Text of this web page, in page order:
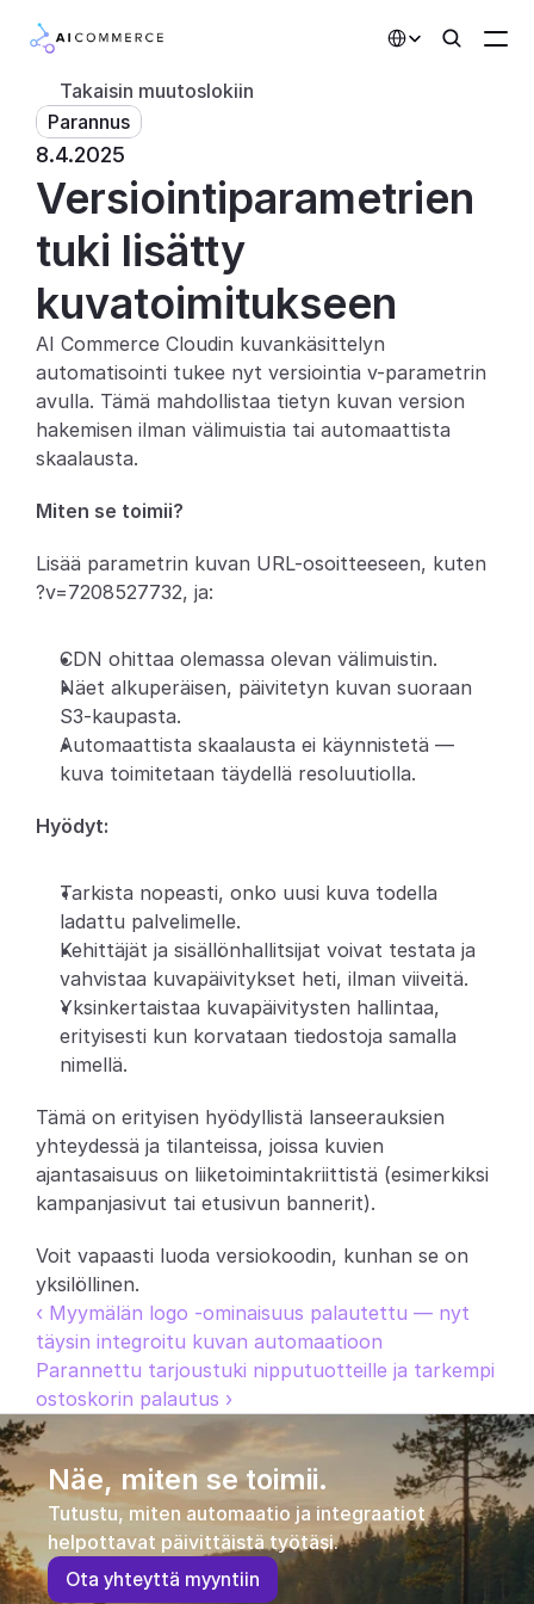
Asiakkaat
AI-toiminnot
Kumppanit
Hinnoittelu
Kehittäjille
Integraatiot
Blogi
Partners
Tekoälyominaisuudet
Muutosloki
Tietoa
Select Language
Varaa d emo
Takaisin muutoslokiin
Parannus
8.4.2025
Versiointiparametrien
tuki lisätty
kuvatoimitukseen
AI Commerce Cloudin kuvankäsittelyn
automatisointi tukee nyt versiointia v-parametrin
avulla. Tämä mahdollistaa tietyn kuvan version
hakemisen ilman välimuistia tai automaattista
skaalausta.
Miten se toimii?
Lisää parametrin kuvan URL-osoitteeseen, kuten
?v=7208527732, ja:
CDN ohittaa olemassa olevan välimuistin.
Näet alkuperäisen, päivitetyn kuvan suoraan
S3-kaupasta.
Automaattista skaalausta ei käynnistetä —
kuva toimitetaan täydellä resoluutiolla.
Hyödyt:
Tarkista nopeasti, onko uusi kuva todella
ladattu palvelimelle.
Kehittäjät ja sisällönhallitsijat voivat testata ja
vahvistaa kuvapäivitykset heti, ilman viiveitä.
Yksinkertaistaa kuvapäivitysten hallintaa,
erityisesti kun korvataan tiedostoja samalla
nimellä.
Tämä on erityisen hyödyllistä lanseerauksien
yhteydessä ja tilanteissa, joissa kuvien
ajantasaisuus on liiketoimintakriittistä (esimerkiksi
kampanjasivut tai etusivun bannerit).
Voit vapaasti luoda versiokoodin, kunhan se on
yksilöllinen.
‹ Myymälän logo -ominaisuus palautettu — nyt
täysin integroitu kuvan automaatioon
Parannettu tarjoustuki nipputuotteille ja tarkempi
ostoskorin palautus ›
Näe, miten se toimii.
Tutustu, miten automaatio ja integraatiot
helpottavat päivittäistä työtäsi.
Ota yhteyttä myyntiin